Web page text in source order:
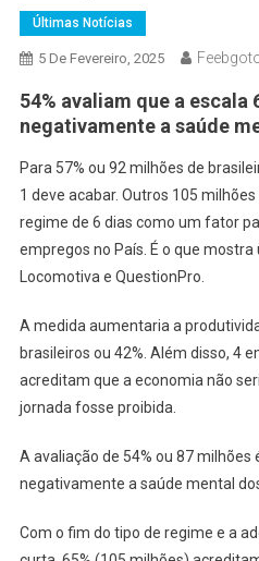
Últimas Notícias
5 De Fevereiro, 2025
54% avaliam que a escala
negativamente a saúde
Para 57% ou 92 milhões de
1 deve acabar. Outros 105
regime de 6 dias como um fator
empregos no País. É o que
Locomotiva e QuestionPro.
A medida aumentaria a
brasileiros ou 42%. Além disso, 4
acreditam que a economia não
jornada fosse proibida.
A avaliação de 54% ou 87 milhões
negativamente a saúde mental
Com o fim do tipo de regime e a